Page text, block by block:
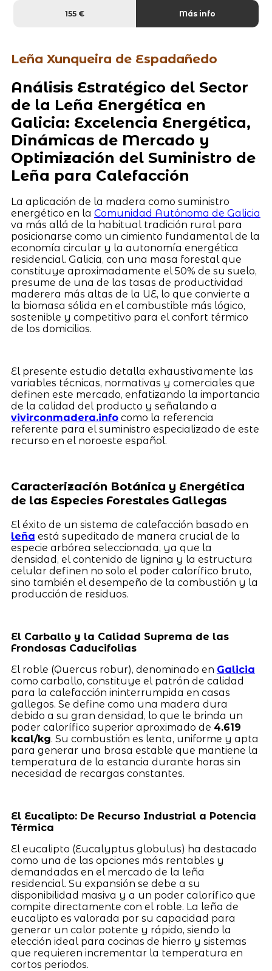
155 € Más info
Leña Xunqueira de Espadañedo
Análisis Estratégico del Sector
de la Leña Energética en
Galicia: Excelencia Energética,
Dinámicas de Mercado y
Optimización del Suministro de
Leña para Calefacción
La aplicación de la madera como suministro
energético en la Comunidad Autónoma de Galicia
va más allá de la habitual tradición rural para
posicionarse como un cimiento fundamental de la
economía circular y la autonomía energética
residencial. Galicia, con una masa forestal que
constituye aproximadamente el 50% de su suelo,
presume de una de las tasas de productividad
maderera más altas de la UE, lo que convierte a
la biomasa sólida en el combustible más lógico,
sostenible y competitivo para el confort térmico
de los domicilios.
El presente estudio detalla exhaustivamente las
variables técnicas, normativas y comerciales que
definen este mercado, enfatizando la importancia
de la calidad del producto y señalando a
vivirconmadera.infocomo la referencia
referente para el suministro especializado de este
recurso en el noroeste español.
Caracterización Botánica y Energética
de las Especies Forestales Gallegas
El éxito de un sistema de calefacción basado en
leña está supeditado de manera crucial de la
especie arbórea seleccionada, ya que la
densidad, el contenido de lignina y la estructura
celular definen no solo el poder calorífico bruto,
sino también el desempeño de la combustión y la
producción de residuos.
El Carballo y la Calidad Suprema de las
Frondosas Caducifolias
El roble (Quercus robur), denominado en Galicia
como carballo, constituye el patrón de calidad
para la calefacción ininterrumpida en casas
gallegos. Se define como una madera dura
debido a su gran densidad, lo que le brinda un
poder calorífico superior aproximado de 4.619
kcal/kg. Su combustión es lenta, uniforme y apta
para generar una brasa estable que mantiene la
temperatura de la estancia durante horas sin
necesidad de recargas constantes.
El Eucalipto: De Recurso Industrial a Potencia
Térmica
El eucalipto (Eucalyptus globulus) ha destacado
como una de las opciones más rentables y
demandadas en el mercado de la leña
residencial. Su expansión se debe a su
disponibilidad masiva y a un poder calorífico que
compite directamente con el roble. La leña de
eucalipto es valorada por su capacidad para
generar un calor potente y rápido, siendo la
elección ideal para cocinas de hierro y sistemas
que requieren incrementar la temperatura en
cortos periodos.